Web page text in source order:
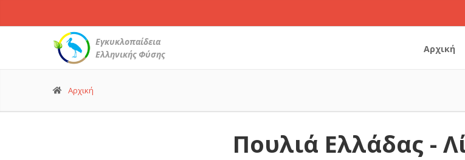
Εγκυκλοπαίδεια
Ελληνικής Φύσης
Αρχική
Αρχική
Πουλιά Ελλάδας -